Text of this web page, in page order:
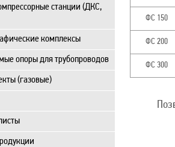
станции (ДКС,
комплексы
опоры для трубопроводов
(газовые)
ФС 150
ФС 200
ФС 300